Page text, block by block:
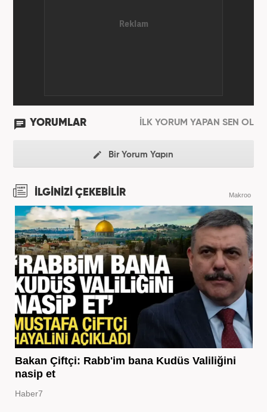
YORUMLAR İLK YORUM YAPAN SEN OL
Bir Yorum Yapın
İLGİNİZİ ÇEKEBİLİR Makroo
Bakan Çiftçi: Rabb'im bana Kudüs Valiliğini
nasip et
Haber7